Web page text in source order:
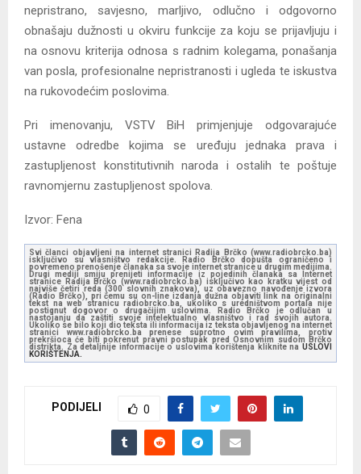
nepristrano, savjesno, marljivo, odlučno i odgovorno
obnašaju dužnosti u okviru funkcije za koju se prijavljuju i
na osnovu kriterija odnosa s radnim kolegama, ponašanja
van posla, profesionalne nepristranosti i ugleda te iskustva
na rukovodećim poslovima.
Pri imenovanju, VSTV BiH primjenjuje odgovarajuće
ustavne odredbe kojima se uređuju jednaka prava i
zastupljenost konstitutivnih naroda i ostalih te poštuje
ravnomjernu zastupljenost spolova.
Izvor: Fena
Svi članci objavljeni na internet stranici Radija Brčko (www.radiobrcko.ba)
isključivo su vlasništvo redakcije. Radio Brčko dopušta ograničeno i
povremeno prenošenje članaka sa svoje internet stranice u drugim medijima.
Drugi mediji smiju prenijeti informacije iz pojedinih članaka sa Internet
stranice Radija Brčko (www.radiobrcko.ba) isključivo kao kratku vijest od
najviše četiri reda (300 slovnih znakova), uz obavezno navođenje izvora
(Radio Brčko), pri čemu su on-line izdanja dužna objaviti link na originalni
tekst na web stranicu radiobrcko.ba, ukoliko s uredništvom portala nije
postignut dogovor o drugačijim uslovima. Radio Brčko je odlučan u
nastojanju da zaštiti svoje intelektualno vlasništvo i rad svojih autora.
Ukoliko se bilo koji dio teksta ili informacija iz teksta objavljenog na internet
stranici www.radiobrcko.ba prenese suprotno ovim pravilima, protiv
prekršioca će biti pokrenut pravni postupak pred Osnovnim sudom Brčko
distrikta. Za detaljnije informacije o uslovima korištenja kliknite na USLOVI
KORIŠTENJA.
PODIJELI 0